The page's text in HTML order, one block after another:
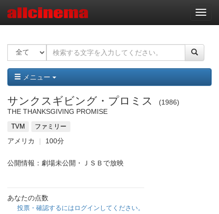
ナ
ビ
ー
ョ
ン
メニュー
サンクスギビング・プロミス
1986
THE THANKSGIVING PROMISE
TVM ファミリー
アメリカ 100分
公開情報：劇場未公開・ＪＳＢで放映
あなたの点数
投票・確認するにはログインしてください。